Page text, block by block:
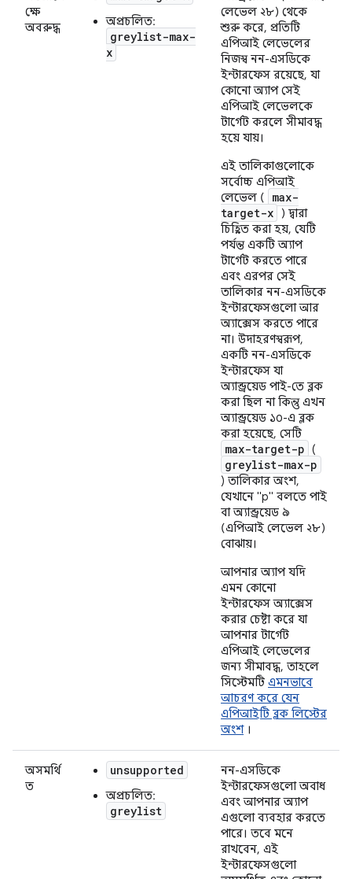
ক্ষে
অবরুদ্ধ
অপ্রচলিত:
greylist-max-
x
লেভেল ২৮) থেকে
শুরু করে, প্রতিটি
এপিআই লেভেলের
নিজস্ব নন-এসডিকে
ইন্টারফেস রয়েছে, যা
কোনো অ্যাপ সেই
এপিআই লেভেলকে
টার্গেট করলে সীমাবদ্ধ
হয়ে যায়।
এই তালিকাগুলোকে
সর্বোচ্চ এপিআই
লেভেল (
max-
target-x
) দ্বারা
চিহ্নিত করা হয়, যেটি
পর্যন্ত একটি অ্যাপ
টার্গেট করতে পারে
এবং এরপর সেই
তালিকার নন-এসডিকে
ইন্টারফেসগুলো আর
অ্যাক্সেস করতে পারে
না। উদাহরণস্বরূপ,
একটি নন-এসডিকে
ইন্টারফেস যা
অ্যান্ড্রয়েড পাই-তে ব্লক
করা ছিল না কিন্তু এখন
অ্যান্ড্রয়েড ১০-এ ব্লক
করা হয়েছে, সেটি
max-target-p (
greylist-max-p
) তালিকার অংশ,
যেখানে "p" বলতে পাই
বা অ্যান্ড্রয়েড ৯
(এপিআই লেভেল ২৮)
বোঝায়।
আপনার অ্যাপ যদি
এমন কোনো
ইন্টারফেস অ্যাক্সেস
করার চেষ্টা করে যা
আপনার টার্গেট
এপিআই লেভেলের
জন্য সীমাবদ্ধ, তাহলে
সিস্টেমটি এমনভাবে
আচরণ করে যেন
এপিআইটি ব্লক লিস্টের
অংশ।
অসমর্থি
ত
unsupported
অপ্রচলিত:
greylist
নন-এসডিকে
ইন্টারফেসগুলো অবাধ
এবং আপনার অ্যাপ
এগুলো ব্যবহার করতে
পারে। তবে মনে
রাখবেন, এই
ইন্টারফেসগুলো